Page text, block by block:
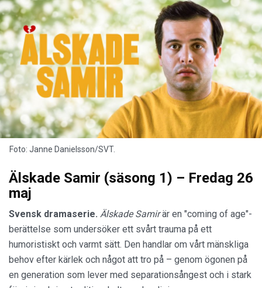
Foto: Janne Danielsson/SVT.
Älskade Samir (säsong 1) – Fredag 26
maj
Svensk dramaserie. Älskade Samirär en "coming of age"-
berättelse som undersöker ett svårt trauma på ett
humoristiskt och varmt sätt. Den handlar om vårt mänskliga
behov efter kärlek och något att tro på – genom ögonen på
en generation som lever med separationsångest och i stark